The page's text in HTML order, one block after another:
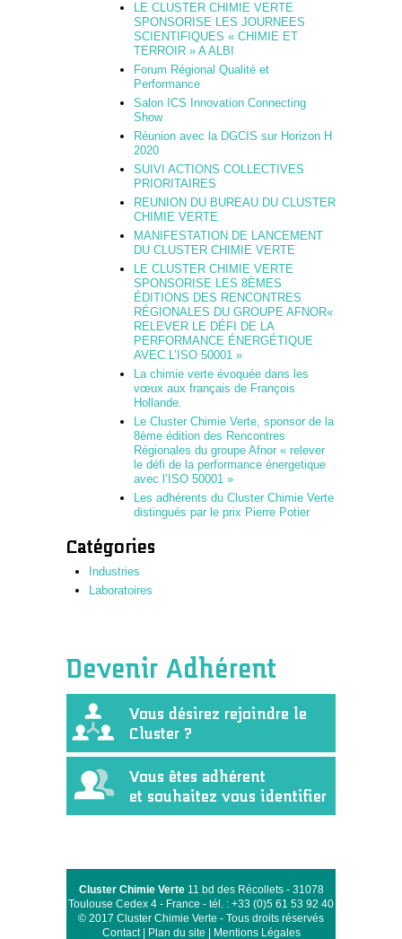
LE CLUSTER CHIMIE VERTE
SPONSORISE LES JOURNEES
SCIENTIFIQUES « CHIMIE ET
TERROIR » A ALBI
Forum Régional Qualité et
Performance
Salon ICS Innovation Connecting
Show
Réunion avec la DGCIS sur Horizon H
2020
SUIVI ACTIONS COLLECTIVES
PRIORITAIRES
REUNION DU BUREAU DU CLUSTER
CHIMIE VERTE
MANIFESTATION DE LANCEMENT
DU CLUSTER CHIMIE VERTE
LE CLUSTER CHIMIE VERTE
SPONSORISE LES 8ÈMES
ÉDITIONS DES RENCONTRES
RÉGIONALES DU GROUPE AFNOR«
RELEVER LE DÉFI DE LA
PERFORMANCE ÉNERGÉTIQUE
AVEC L’ISO 50001 »
La chimie verte évoquée dans les
vœux aux français de François
Hollande.
Le Cluster Chimie Verte, sponsor de la
8ème édition des Rencontres
Régionales du groupe Afnor « relever
le défi de la performance énergetique
avec l’ISO 50001 »
Les adhérents du Cluster Chimie Verte
distingués par le prix Pierre Potier
Catégories
Industries
Laboratoires
Devenir Adhérent
Vous désirez rejoindre le
Cluster ?
Vous êtes adhérent
et souhaitez vous identifier
Cluster Chimie Verte11 bd des Récollets - 31078
Toulouse Cedex 4 - France - tél. : +33 (0)5 61 53 92 40
© 2017 Cluster Chimie Verte - Tous droits réservés
Contact| Plan du site Mentions Légales